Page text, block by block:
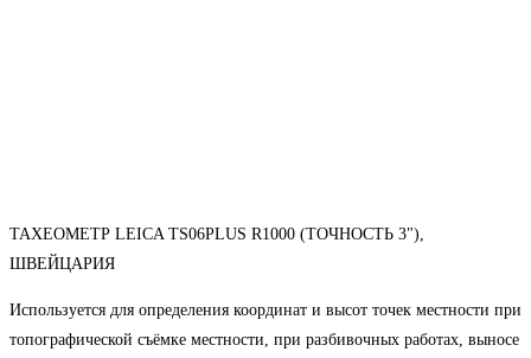
ТАХЕОМЕТР LEICA TS06PLUS R1000 (ТОЧНОСТЬ 3"),
ШВЕЙЦАРИЯ
Используется для определения координат и высот точек местности при
топографической съёмке местности, при разбивочных работах, выносе